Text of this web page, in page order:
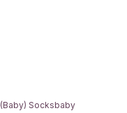
(Baby) Socksbaby